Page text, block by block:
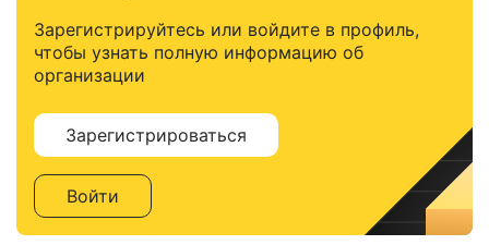
Зарегистрируйтесь или войдите в профиль,
чтобы узнать полную информацию об
организации
Зарегистрироваться
Войти